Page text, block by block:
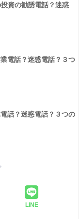
資の勧誘電話？迷惑
電話？迷惑電話？３つ
話？迷惑電話？３つの
LINE